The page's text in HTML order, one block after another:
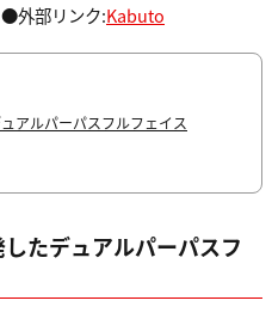
外部リンク:Kabuto
アルパーパスフルフェイス
たデュアルパーパスフ